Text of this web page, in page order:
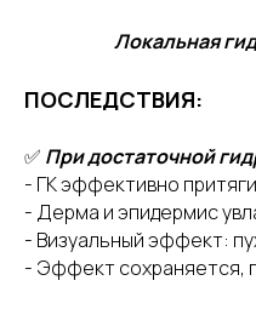
Локальная
ПОСЛЕДСТВИЯ:
✅ При достаточной
- ГК эффективно
- Дерма и эпидермис
- Визуальный эффект:
- Эффект сохраняется,